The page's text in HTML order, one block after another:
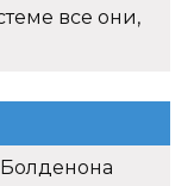
все они,